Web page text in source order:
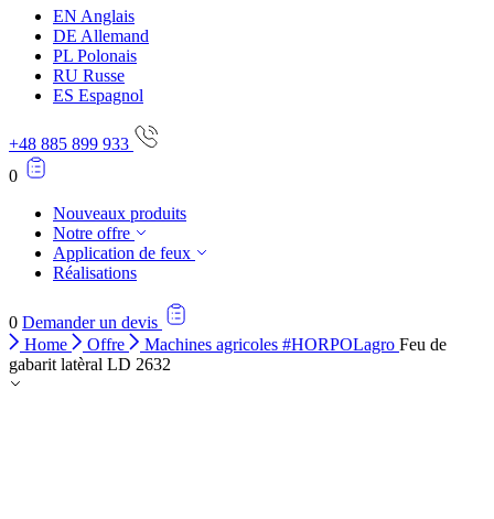
EN Anglais
DE Allemand
PL Polonais
RU Russe
ES Espagnol
+48 885 899 933
0
Nouveaux produits
Notre offre
Application de feux
Réalisations
0 Demander un devis
Home
Offre Machines agricoles #HORPOLagro Feu de
gabarit latèral LD 2632